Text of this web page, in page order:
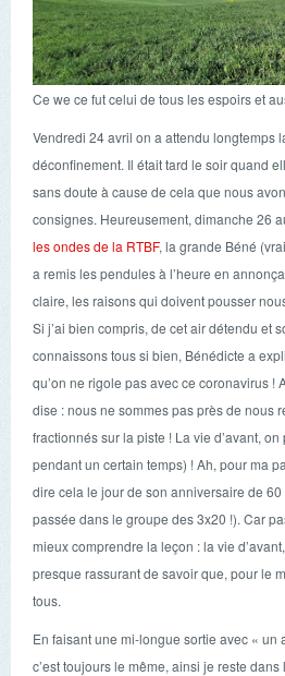
Ce we ce fut celui de tous les espoirs et
Vendredi 24 avril on a attendu longtemps
déconfinement. Il était tard le soir quand
sans doute à cause de cela que nous
consignes. Heureusement, dimanche 26
les ondes de la RTBF, la grande Béné
a remis les pendules à l’heure en
claire, les raisons qui doivent pousser
Si j’ai bien compris, de cet air détendu et
connaissons tous si bien, Bénédicte a
qu’on ne rigole pas avec ce coronavirus !
dise : nous ne sommes pas près de nous
fractionnés sur la piste ! La vie d’avant,
pendant un certain temps) ! Ah, pour ma
dire cela le jour de son anniversaire de
passée dans le groupe des 3x20 !). Car
mieux comprendre la leçon : la vie
presque rassurant de savoir que, pour le
tous.
En faisant une mi-longue sortie avec « un
c’est toujours le même, ainsi je reste